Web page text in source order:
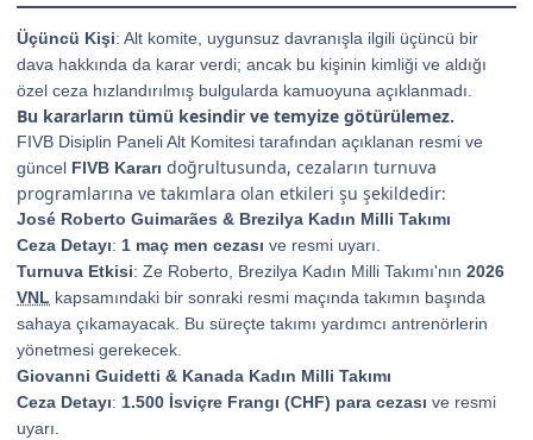
Üçüncü Kişi: Alt komite, uygunsuz davranışla ilgili üçüncü bir
dava hakkında da karar verdi; ancak bu kişinin kimliği ve aldığı
özel ceza hızlandırılmış bulgularda kamuoyuna açıklanmadı.
Bu kararların tümü kesindir ve temyize götürülemez.
FIVB Disiplin Paneli Alt Komitesi tarafından açıklanan resmi ve
güncel FIVB Kararı doğrultusunda, cezaların turnuva
programlarına ve takımlara olan etkileri şu şekildedir:
José Roberto Guimarães & Brezilya Kadın Milli Takımı
Ceza Detayı: 1 maç men cezası ve resmi uyarı.
Turnuva Etkisi: Ze Roberto, Brezilya Kadın Milli Takımı'nın 2026
VNL kapsamındaki bir sonraki resmi maçında takımın başında
sahaya çıkamayacak. Bu süreçte takımı yardımcı antrenörlerin
yönetmesi gerekecek.
Giovanni Guidetti & Kanada Kadın Milli Takımı
Ceza Detayı: 1.500 İsviçre Frangı (CHF) para cezası ve resmi
uyarı.